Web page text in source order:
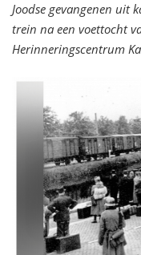
Joodse gevangenen uit
trein na een voettocht
Herinneringscentrum